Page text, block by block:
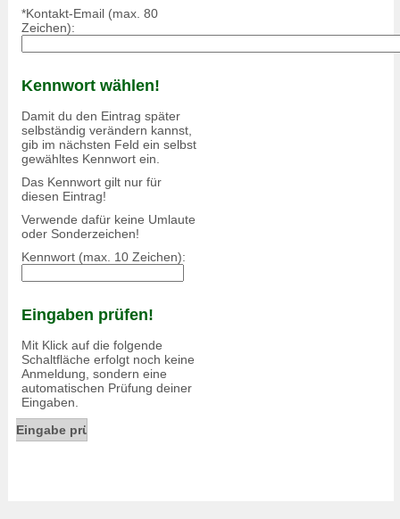
*Kontakt-Email (max. 80
Zeichen):
Kennwort wählen!
Damit du den Eintrag später
selbständig verändern kannst,
gib im nächsten Feld ein selbst
gewähltes Kennwort ein.
Das Kennwort gilt nur für
diesen Eintrag!
Verwende dafür keine Umlaute
oder Sonderzeichen!
Kennwort (max. 10 Zeichen):
Eingaben prüfen!
Mit Klick auf die folgende
Schaltfläche erfolgt noch keine
Anmeldung, sondern eine
automatischen Prüfung deiner
Eingaben.